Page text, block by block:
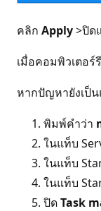
คลิก Apply>ปิด
เมื่อคอมพิวเตอ
หากปัญหายังเป็
พิมพ์คำว่า
ในแท็บ
ในแท็บ
ในแท็บ
ปิดTask